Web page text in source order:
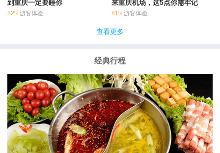
到重庆一定要睡你
82%游客体验
来重庆机场，这5点你需牢记
81%游客体验
查看更多
经典行程